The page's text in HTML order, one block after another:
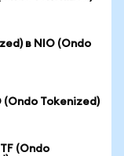
в NIO (Ondo
(Ondo Tokenized)
(Ondo